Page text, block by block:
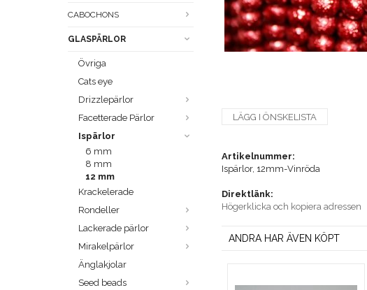
CABOCHONS
GLASPÄRLOR
Övriga
Cats eye
Drizzlepärlor
Facetterade Pärlor
Ispärlor
6 mm
8 mm
12 mm
Krackelerade
Rondeller
Lackerade pärlor
Mirakelpärlor
Änglakjolar
Seed beads
LÄGG I ÖNSKELISTA
Artikelnummer:
Ispärlor, 12mm-Vinröda
Direktlänk:
Högerklicka och kopiera adressen
ANDRA HAR ÄVEN KÖPT